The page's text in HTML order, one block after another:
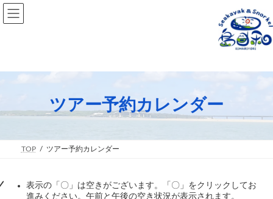
コ
ン
ス
ナ
ビ
ン
ツアー予約カレンダー
TOP ツアー予約カレンダー
表示の「〇」は空きがございます。「〇」をクリックしてお
進みください。午前と午後の空き状況が表示されます。